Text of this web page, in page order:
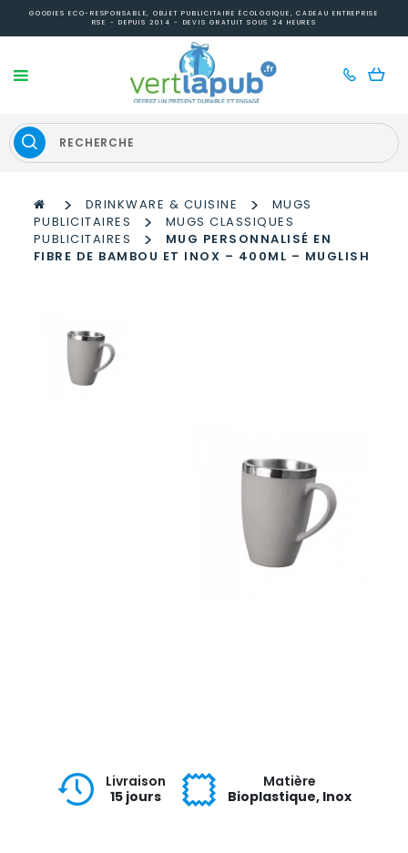
GOODIES ECO-RESPONSABLE, OBJET PUBLICITAIRE ÉCOLOGIQUE, CADEAU ENTREPRISE
RSE - DEPUIS 2014 - DEVIS GRATUIT SOUS 24 HEURES
> DRINKWARE & CUISINE >
MUGS
PUBLICITAIRES
>
MUGS CLASSIQUES
PUBLICITAIRES
>
MUG PERSONNALISÉ EN
FIBRE DE BAMBOU ET INOX – 400ML – MUGLISH
Livraison
15 jours
Matière
Bioplastique, Inox